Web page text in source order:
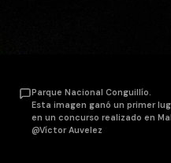
Parque Nacional Conguillío.
Esta imagen ganó un primer
en un concurso realizado en
@Víctor Auvelez